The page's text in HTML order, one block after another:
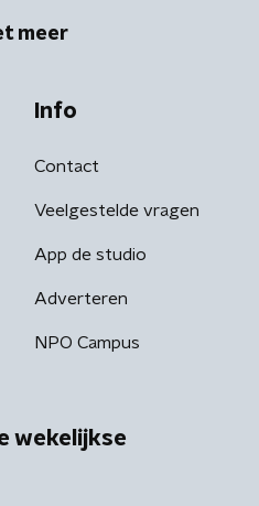
meer
Info
Contact
Veelgestelde vragen
App de studio
Adverteren
NPO Campus
wekelijkse